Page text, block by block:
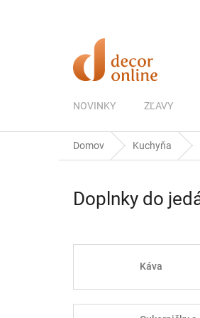
NOVINKY ZĽAVY
Domov Kuchyňa
Doplnky do
Káva